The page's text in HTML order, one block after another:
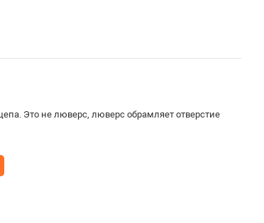
Это не люверс, люверс обрамляет отверстие